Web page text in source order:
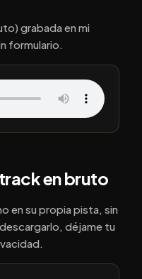
grabada en mi
formulario.
en bruto
en su propia pista, sin
déjame tu